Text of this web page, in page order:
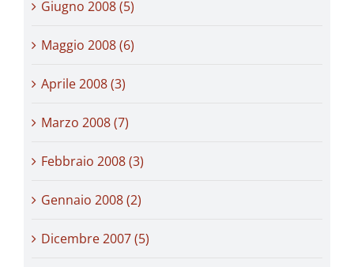
Giugno 2008 (5)
Maggio 2008 (6)
Aprile 2008 (3)
Marzo 2008 (7)
Febbraio 2008 (3)
Gennaio 2008 (2)
Dicembre 2007 (5)